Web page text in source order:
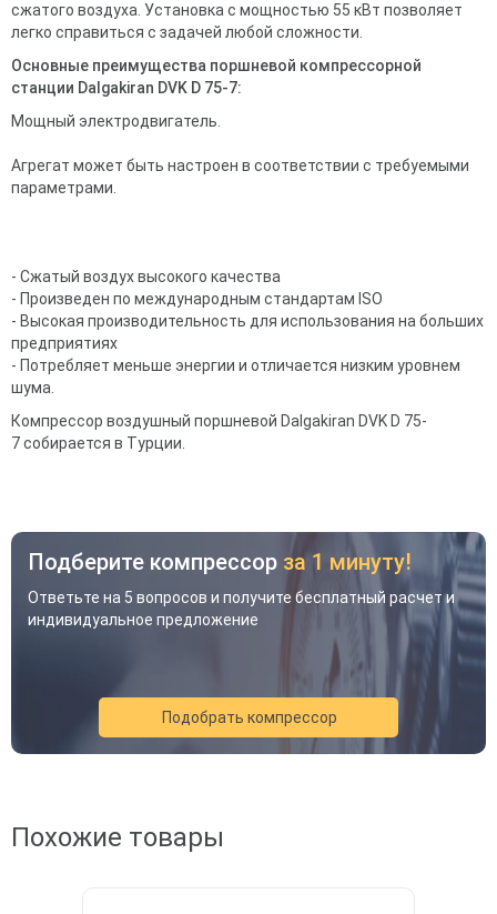
сжатого воздуха. Установка с мощностью 55 кВт позволяет
легко справиться с задачей любой сложности.
Основные преимущества поршневой компрессорной
станции Dalgakiran DVK D 75-7:
Мощный электродвигатель.
Агрегат может быть настроен в соответствии с требуемыми
параметрами.
- Сжатый воздух высокого качества
- Произведен по международным стандартам ISO
- Высокая производительность для использования на больших
предприятиях
- Потребляет меньше энергии и отличается низким уровнем
шума.
Компрессор воздушный поршневой Dalgakiran DVK D 75-
7 собирается в Турции.
Подберите компрессор за 1 минуту!
Ответьте на 5 вопросов и получите бесплатный расчет и
индивидуальное предложение
Подобрать компрессор
Похожие товары